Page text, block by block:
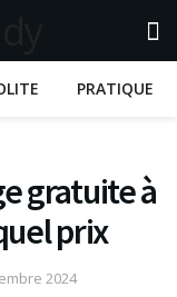
PRATIQUE
gratuite à
prix
2024